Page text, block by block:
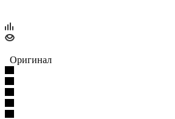
Оригинал